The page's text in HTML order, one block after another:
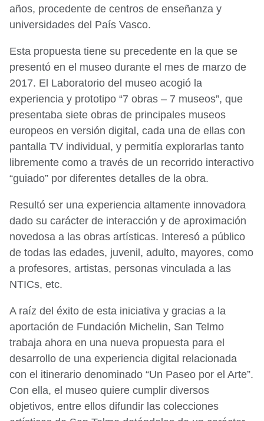
años, procedente de centros de enseñanza y
universidades del País Vasco.
Esta propuesta tiene su precedente en la que se
presentó en el museo durante el mes de marzo de
2017. El Laboratorio del museo acogió la
experiencia y prototipo “7 obras – 7 museos”, que
presentaba siete obras de principales museos
europeos en versión digital, cada una de ellas con
pantalla TV individual, y permitía explorarlas tanto
libremente como a través de un recorrido interactivo
“guiado” por diferentes detalles de la obra.
Resultó ser una experiencia altamente innovadora
dado su carácter de interacción y de aproximación
novedosa a las obras artísticas. Interesó a público
de todas las edades, juvenil, adulto, mayores, como
a profesores, artistas, personas vinculada a las
NTICs, etc.
A raíz del éxito de esta iniciativa y gracias a la
aportación de Fundación Michelin, San Telmo
trabaja ahora en una nueva propuesta para el
desarrollo de una experiencia digital relacionada
con el itinerario denominado “Un Paseo por el Arte”.
Con ella, el museo quiere cumplir diversos
objetivos, entre ellos difundir las colecciones